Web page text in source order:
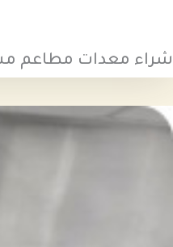
شراء معدات مطاعم